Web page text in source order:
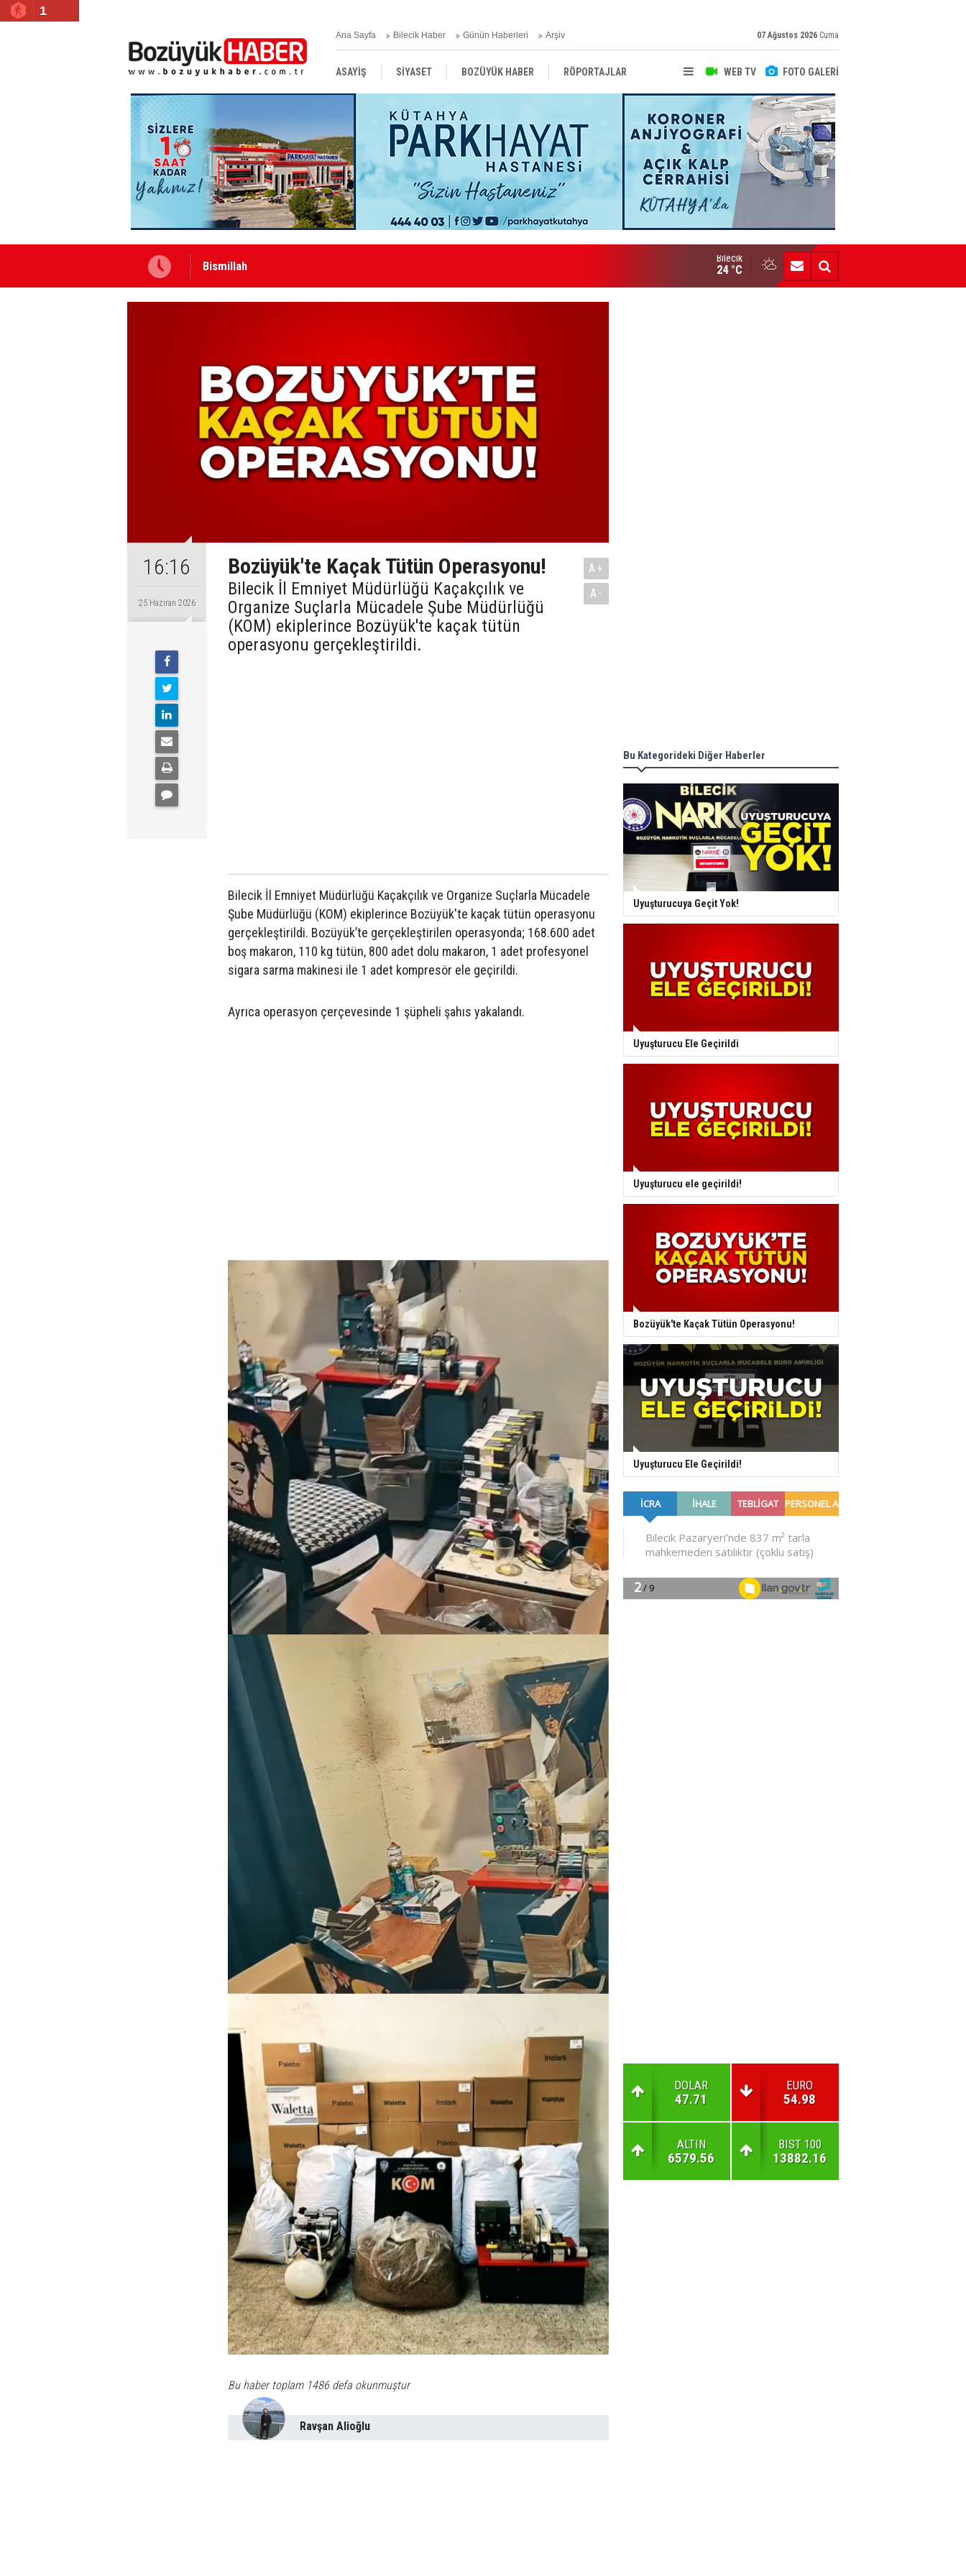
1
Ana Sayfa Bilecik Haber Günün Haberleri Arşiv 07 Ağustos 2026 Cuma
WEB TV FOTO GALERİ
ASAYİŞ SİYASET BOZÜYÜK HABER RÖPORTAJLAR
RESMİ İLANLAR
Bismillah Yeni Yazarımız İbrahim Kılınç Gazetemizde
Bilecik
24 °C
16:16
25 Haziran 2026
Bozüyük'te Kaçak Tütün Operasyonu!
Bilecik İl Emniyet Müdürlüğü Kaçakçılık ve
Organize Suçlarla Mücadele Şube Müdürlüğü
(KOM) ekiplerince Bozüyük'te kaçak tütün
operasyonu gerçekleştirildi.
A+
A-
Bilecik İl Emniyet Müdürlüğü Kaçakçılık ve Organize Suçlarla Mücadele
Şube Müdürlüğü (KOM) ekiplerince Bozüyük'te kaçak tütün operasyonu
gerçekleştirildi. Bozüyük’te gerçekleştirilen operasyonda; 168.600 adet
boş makaron, 110 kg tütün, 800 adet dolu makaron, 1 adet profesyonel
sigara sarma makinesi ile 1 adet kompresör ele geçirildi.
Ayrıca operasyon çerçevesinde 1 şüpheli şahıs yakalandı.
Bu haber toplam 1486 defa okunmuştur
Ravşan Alioğlu
Bu Kategorideki Diğer Haberler
Uyuşturucuya Geçit Yok!
Uyuşturucu Ele Geçirildi
Uyuşturucu ele geçirildi!
Bozüyük'te Kaçak Tütün Operasyonu!
Uyuşturucu Ele Geçirildi!
DOLAR
47.71
EURO
54.98
ALTIN
6579.56
BIST 100
13882.16